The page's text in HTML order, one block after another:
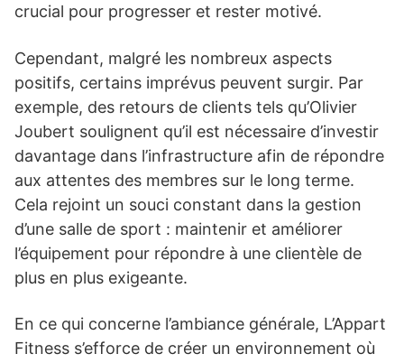
crucial pour progresser et rester motivé.
Cependant, malgré les nombreux aspects
positifs, certains imprévus peuvent surgir. Par
exemple, des retours de clients tels qu’Olivier
Joubert soulignent qu’il est nécessaire d’investir
davantage dans l’infrastructure afin de répondre
aux attentes des membres sur le long terme.
Cela rejoint un souci constant dans la gestion
d’une salle de sport : maintenir et améliorer
l’équipement pour répondre à une clientèle de
plus en plus exigeante.
En ce qui concerne l’ambiance générale, L’Appart
Fitness s’efforce de créer un environnement où